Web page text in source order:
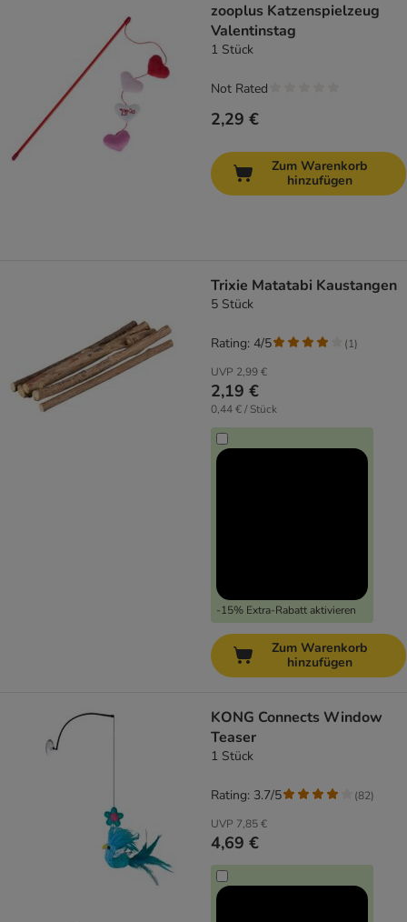
zooplus Katzenspielzeug
Valentinstag
1 Stück
2,29 €
Not Rated
Zum Warenkorb
hinzufügen
Trixie Matatabi Kaustangen
5 Stück
UVP 2,99 €
2,19 €
0,44 € / Stück
-15% Extra-Rabatt aktivieren
Rating: 4/5 (1)
Zum Warenkorb
hinzufügen
KONG Connects Window
Teaser
1 Stück
UVP 7,85 €
4,69 €
Rating: 3.7/5 (82)